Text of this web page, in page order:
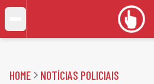
HOME NOTÍCIAS POLICIAIS